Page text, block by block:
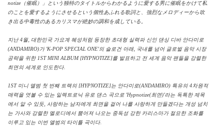
notize（催眠）」という独特のタイトルからわかるように愛する男に催眠をかけて­私
のことを愛するようにさせるという個性あふれる歌詞と、強烈なメロディーから吹
き出­る中毒性のあるカリスマが絶妙の調和を成している。
지난 4월, 대한민국 가요계 혜성처럼 등장한 초대형 실력파 신인 댄싱 디바 안다미로
(ANDAMIRO)가 'K-POP SPECIAL ONE'의 슬로건 아래, 국내를 넘어 글로벌 음악 시장
공략을 위한 1ST MINI ALBUM [HYPNOTIZE]를 발표하고 전 세계 음악 팬들을 강렬한
최면의 세계로 인도한다.
1ST 미니 앨범 첫 번째 트랙의 [HYPNOTIZE]는 안다미로(ANDAMIRO) 특유의 4차원적
매력을 엿볼 수 있는 일렉트로닉 유로 댄스 곡으로 'Hypnotize(최면)'라는 독특한 제목
에서 알 수 있듯, 사랑하는 남자에게 최면을 걸어 나를 사랑하게 만들겠다는 개성 넘치
는 가사와 강렬한 멜로디에서 뿜어져 나오는 중독성 강한 카리스마가 절묘한 조화를
이루고 있는 이번 앨범의 타이틀 곡이다.